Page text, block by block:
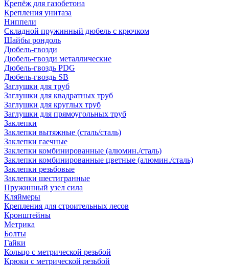
Крепёж для газобетона
Крепления унитаза
Ниппели
Складной пружинный дюбель с крючком
Шайбы рондоль
Дюбель-гвозди
Дюбель-гвозди металлические
Дюбель-гвоздь PDG
Дюбель-гвоздь SB
Заглушки для труб
Заглушки для квадратных труб
Заглушки для круглых труб
Заглушки для прямоугольных труб
Заклепки
Заклепки вытяжные (сталь/сталь)
Заклепки гаечные
Заклепки комбинированные (алюмин./сталь)
Заклепки комбинированные цветные (алюмин./сталь)
Заклепки резьбовые
Заклепки шестигранные
Пружинный узел сила
Кляймеры
Крепления для строительных лесов
Кронштейны
Метрика
Болты
Гайки
Кольцо с метрической резьбой
Крюки с метрической резьбой